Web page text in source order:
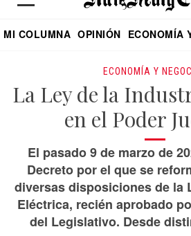
MI COLUMNA OPINIÓN ECONOMÍA
ECONOMÍA Y
La Ley de la
en el Poder
El pasado 9 de marzo de
Decreto por el que se
diversas disposiciones de la
Eléctrica, recién aprobado
del Legislativo. Desde